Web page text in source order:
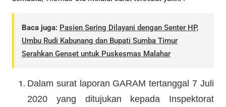
Baca juga: Pasien Sering Dilayani dengan Senter HP,
Umbu Rudi Kabunang dan Bupati Sumba Timur
Serahkan Genset untuk Puskesmas Malahar
Dalam surat laporan GARAM tertanggal 7 Juli
2020 yang ditujukan kepada Inspektorat